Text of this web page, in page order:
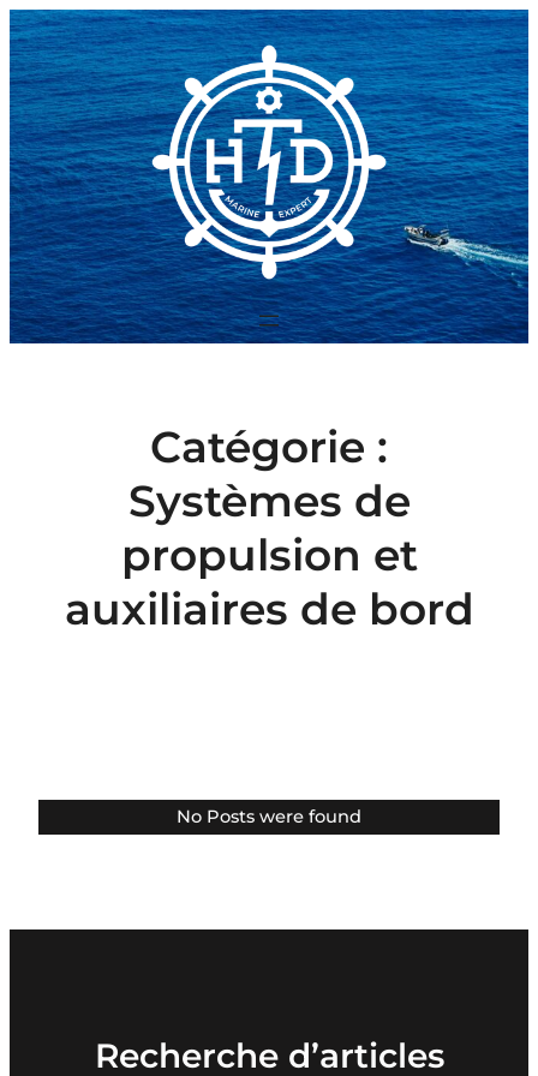
Aller
au
contenu
Catégorie :
Systèmes de
propulsion et
auxiliaires de bord
No Posts were found
Recherche d’articles